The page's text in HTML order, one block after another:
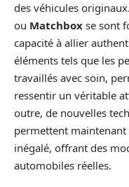
des véhicules
ou Matchbox se sont
capacité à allier
éléments tels que les
travaillés avec soin,
ressentir un véritable
outre, de nouvelles
permettent
inégalé, offrant des
automobiles réelles.